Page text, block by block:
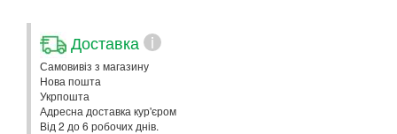
Доставка i
Самовивіз з магазину
Нова пошта
Укрпошта
Адресна доставка кур'єром
Від 2 до 6 робочих днів.